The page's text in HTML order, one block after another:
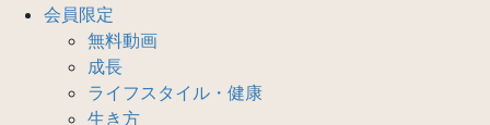
会員限定
無料動画
成長
ライフスタイル・健康
生き方